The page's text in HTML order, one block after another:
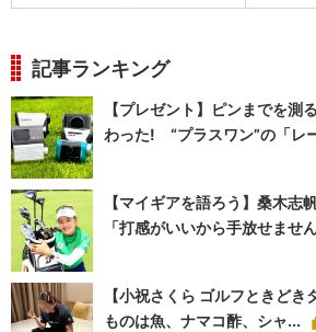
記事ランキング
【プレゼント】ピンまでを測
わった! “プラスワン”の「レ
【マイギアを語ろう】桑木
「打感がいいから手放せませ
【小祝さくら ゴルフときど
ものは魚、ナマコ酢、シャ...